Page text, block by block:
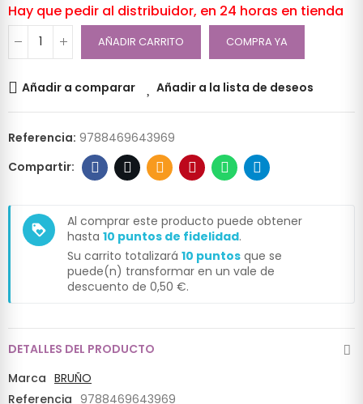
Hay que pedir al distribuidor, en 24 horas en tienda
AÑADIR CARRITO COMPRA YA
Añadir a comparar Añadir a la lista de deseos
Referencia: 9788469643969
loyalty
Al comprar este producto puede obtener
hasta 10 puntos de fidelidad.
Su carrito totalizará 10 puntos que se
puede(n) transformar en un vale de
descuento de 0,50 €.
DETALLES DEL PRODUCTO
Marca BRUÑO
Referencia 9788469643969